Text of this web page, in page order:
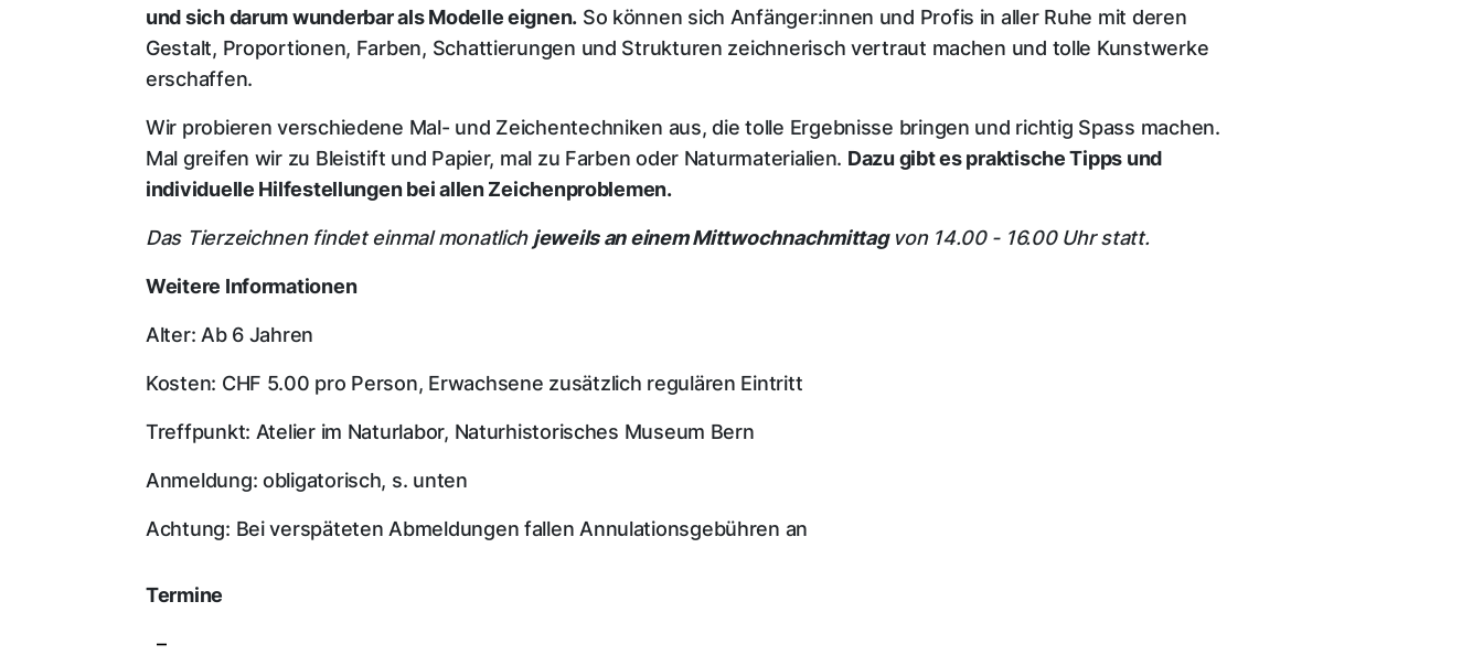
und sich darum wunderbar als Modelle eignen. So können sich Anfänger:innen und Profis in aller Ruhe mit deren
Gestalt, Proportionen, Farben, Schattierungen und Strukturen zeichnerisch vertraut machen und tolle Kunstwerke
erschaffen.
Wir probieren verschiedene Mal- und Zeichentechniken aus, die tolle Ergebnisse bringen und richtig Spass machen.
Mal greifen wir zu Bleistift und Papier, mal zu Farben oder Naturmaterialien. Dazu gibt es praktische Tipps und
individuelle Hilfestellungen bei allen Zeichenproblemen.
Das Tierzeichnen findet einmal monatlich jeweils an einem Mittwochnachmittagvon 14.00 - 16.00 Uhr statt.
Weitere Informationen
Alter: Ab 6 Jahren
Kosten: CHF 5.00 pro Person, Erwachsene zusätzlich regulären Eintritt
Treffpunkt: Atelier im Naturlabor, Naturhistorisches Museum Bern
Anmeldung: obligatorisch, s. unten
Achtung: Bei verspäteten Abmeldungen fallen Annulationsgebühren an
Termine